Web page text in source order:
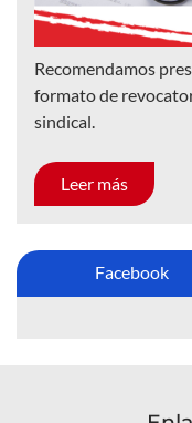
Recomendamos
formato de
sindical.
Leer más
Facebook